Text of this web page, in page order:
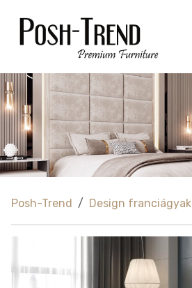
Posh-Trend Design franciágyak